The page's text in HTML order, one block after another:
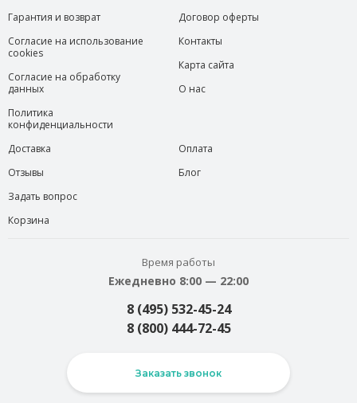
Гарантия и возврат
Согласие на использование
cookies
Согласие на обработку
данных
Политика
конфиденциальности
Договор оферты
Контакты
Карта сайта
О нас
Доставка
Отзывы
Задать вопрос
Корзина
Оплата
Блог
Время работы
Ежедневно 8:00 — 22:00
8 (495) 532-45-24
8 (800) 444-72-45
Заказать звонок